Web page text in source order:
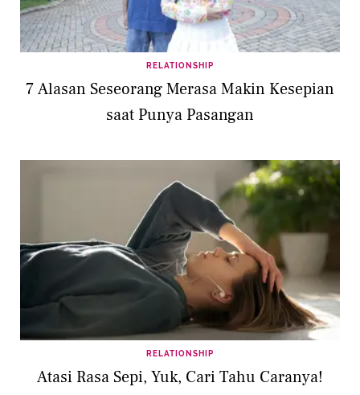
RELATIONSHIP
7 Alasan Seseorang Merasa Makin Kesepian
saat Punya Pasangan
RELATIONSHIP
Atasi Rasa Sepi, Yuk, Cari Tahu Caranya!